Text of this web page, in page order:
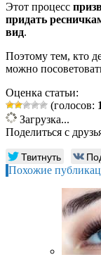
Этот процесс
придать
вид.
Поэтому тем, кто
можно
Оценка статьи:
(голосов: 1
Загрузка...
Поделиться с
Твитнуть
Похожие